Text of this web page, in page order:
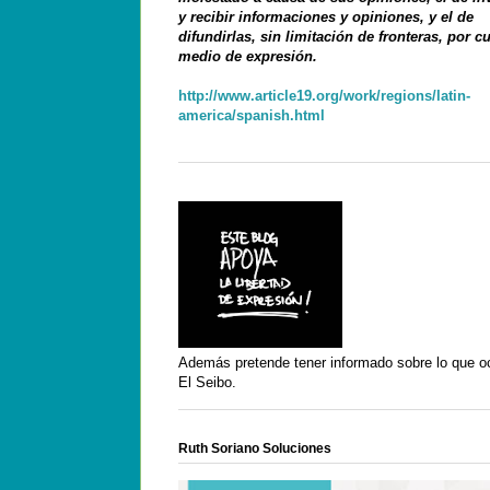
y recibir informaciones y opiniones, y el de
difundirlas, sin limitación de fronteras, por
medio de expresión.
http://www.article19.org/work/regions/latin-
america/spanish.html
Además pretende tener informado sobre lo que
El Seibo.
Ruth Soriano Soluciones